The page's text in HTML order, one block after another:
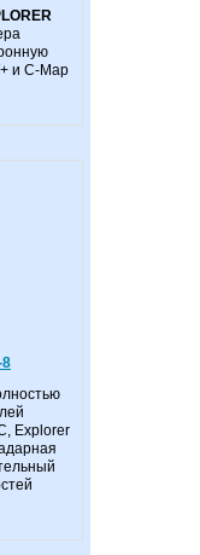
и C-Map
8
Explorer